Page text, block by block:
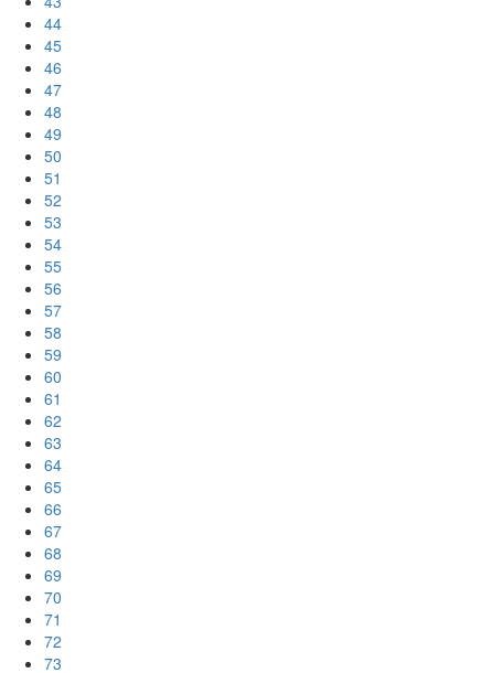
44
45
46
47
48
49
50
51
52
53
54
55
56
57
58
59
60
61
62
63
64
65
66
67
68
69
70
71
72
73